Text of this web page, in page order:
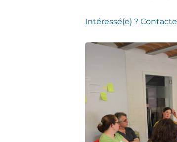
Intéressé(e) ?